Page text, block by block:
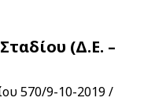
(Δ.Ε. –
570/9-10-2019 /